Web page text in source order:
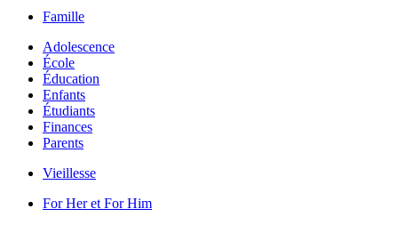
Famille
Adolescence
École
Éducation
Enfants
Étudiants
Finances
Parents
Vieillesse
For Her et For Him